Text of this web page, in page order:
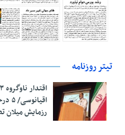
تیتر روزنامه
رزمایش